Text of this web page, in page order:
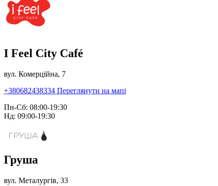
I Feel City Café
вул. Комерційна, 7
+380682438334 Переглянути на мапі
Пн-Сб: 08:00-19:30
Нд: 09:00-19:30
Груша
вул. Металургів, 33